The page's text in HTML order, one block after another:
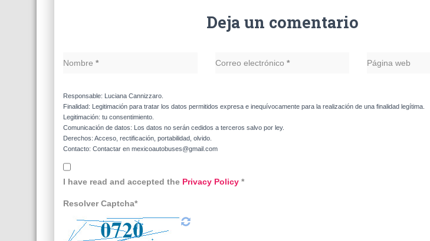
Deja un comentario
Nombre * Correo electrónico * Página web
Responsable: Luciana Cannizzaro.
Finalidad: Legitimación para tratar los datos permitidos expresa e inequívocamente para la realización de una finalidad legítima.
Legitimación: tu consentimiento.
Comunicación de datos: Los datos no serán cedidos a terceros salvo por ley.
Derechos: Acceso, rectificación, portabilidad, olvido.
Contacto: Contactar en mexicoautobuses@gmail.com
I have read and accepted the Privacy Policy *
Resolver Captcha*